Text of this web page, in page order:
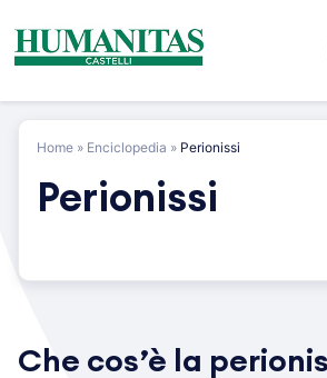
content
Home » Enciclopedia » Perionissi
Perionissi
Che cos’è la